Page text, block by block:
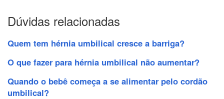
Dúvidas relacionadas
Quem tem hérnia umbilical cresce a barriga?
O que fazer para hérnia umbilical não aumentar?
Quando o bebê começa a se alimentar pelo cordão
umbilical?